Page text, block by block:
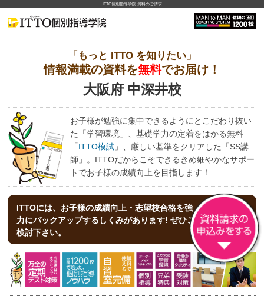
ITTO個別指導学院 資料のご請求
「もっと ITTO を知りたい」
情報満載の資料を無料でお届け！
大阪府 中深井校
お子様が勉強に集中できるようにとこだわり抜い
た「学習環境」、基礎学力の定着をはかる無料
「ITTO模試」、厳しい基準をクリアした「SS講
師」。ITTOだからこそできるきめ細やかなサポー
トでお子様の成績向上を目指します！
ITTOには、お子様の成績向上・志望校合格を強
力にバックアップする しくみがあります! ぜひご
検討下さい。